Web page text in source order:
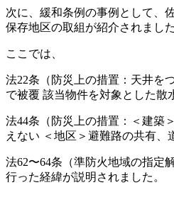
次に、緩和条例の事例として、
保存地区の取組が紹介されました
ここでは、
法22条（防災上の措置：天井を
で被覆 該当物件を対象とした散
法44条（防災上の措置：＜建築
えない ＜地区＞避難路の共有、
法62〜64条（準防火地域の指定
行った経緯が説明されました。